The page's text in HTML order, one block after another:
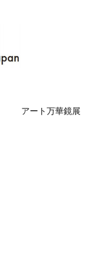
アート万華鏡展